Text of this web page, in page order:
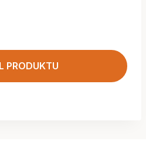
PRODUKTU